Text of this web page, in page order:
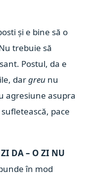
și e bine să o
trebuie să
Postul, da e
dargreu nu
agresiune asupra
pace
DA – O ZI NU
în mod